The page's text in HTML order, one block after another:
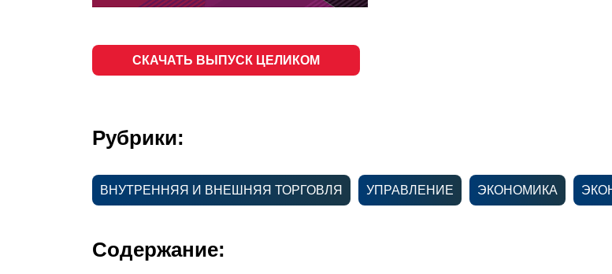
СКАЧАТЬ ВЫПУСК ЦЕЛИКОМ
Рубрики:
ВНУТРЕННЯЯ И ВНЕШНЯЯ ТОРГОВЛЯ УПРАВЛЕНИЕ ЭКОНОМИКА
Содержание: